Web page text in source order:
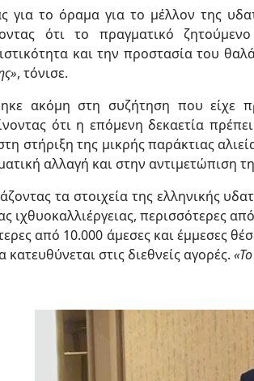
για το όραμα για το μέλλον της
ότι το πραγματικό
και την προστασία του
, τόνισε.
ακόμη στη συζήτηση που είχε
ότι η επόμενη δεκαετία
στήριξη της μικρής παράκτιας
αλλαγή και στην αντιμετώπιση
τα στοιχεία της ελληνικής
ιχθυοκαλλιέργειας, περισσότερες
από 10.000 άμεσες και έμμεσες
κατευθύνεται στις διεθνείς αγορές.